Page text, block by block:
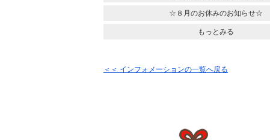
☆８月のお休みのお知らせ☆
もっとみる
＜＜ インフォメーションの一覧へ戻る